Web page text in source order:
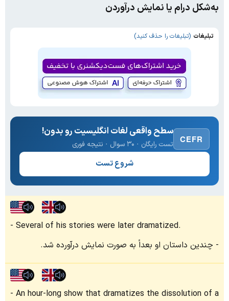
به‌شکل درام یا نمایش درآوردن
تبلیغات (تبلیغات را حذف کنید)
CEFR
سطح واقعی لغات انگلیسیت رو بدون!
تست رایگان · ۳۰ سوال · نتیجه فوری
شروع تست
Several of his stories were later dramatized.
چندین داستان او بعداً به صورت نمایش درآورده شد.
An hour-long show that dramatizes the dissolution of a